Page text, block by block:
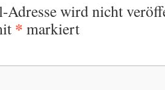
Adresse wird nicht
* markiert